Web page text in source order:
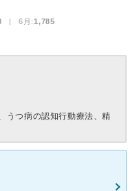
| 6月:1,785
うつ病の認知行動療法、精